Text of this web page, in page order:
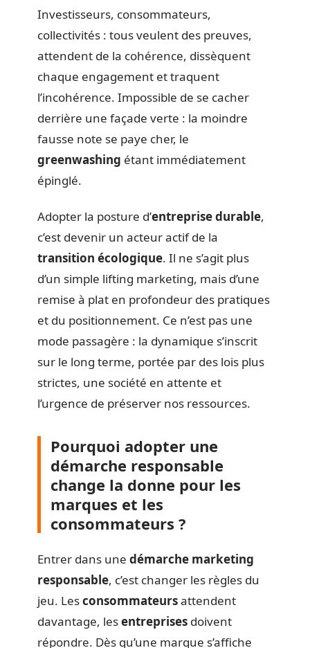
Investisseurs, consommateurs,
collectivités : tous veulent des preuves,
attendent de la cohérence, dissèquent
chaque engagement et traquent
l’incohérence. Impossible de se cacher
derrière une façade verte : la moindre
fausse note se paye cher, le
greenwashing étant immédiatement
épinglé.
Adopter la posture d’entreprise durable,
c’est devenir un acteur actif de la
transition écologique. Il ne s’agit plus
d’un simple lifting marketing, mais d’une
remise à plat en profondeur des pratiques
et du positionnement. Ce n’est pas une
mode passagère : la dynamique s’inscrit
sur le long terme, portée par des lois plus
strictes, une société en attente et
l’urgence de préserver nos ressources.
Pourquoi adopter une
démarche responsable
change la donne pour les
marques et les
consommateurs ?
Entrer dans une démarche marketing
responsable, c’est changer les règles du
jeu. Lesconsommateursattendent
davantage, lesentreprises doivent
répondre. Dès qu’une marque s’affiche